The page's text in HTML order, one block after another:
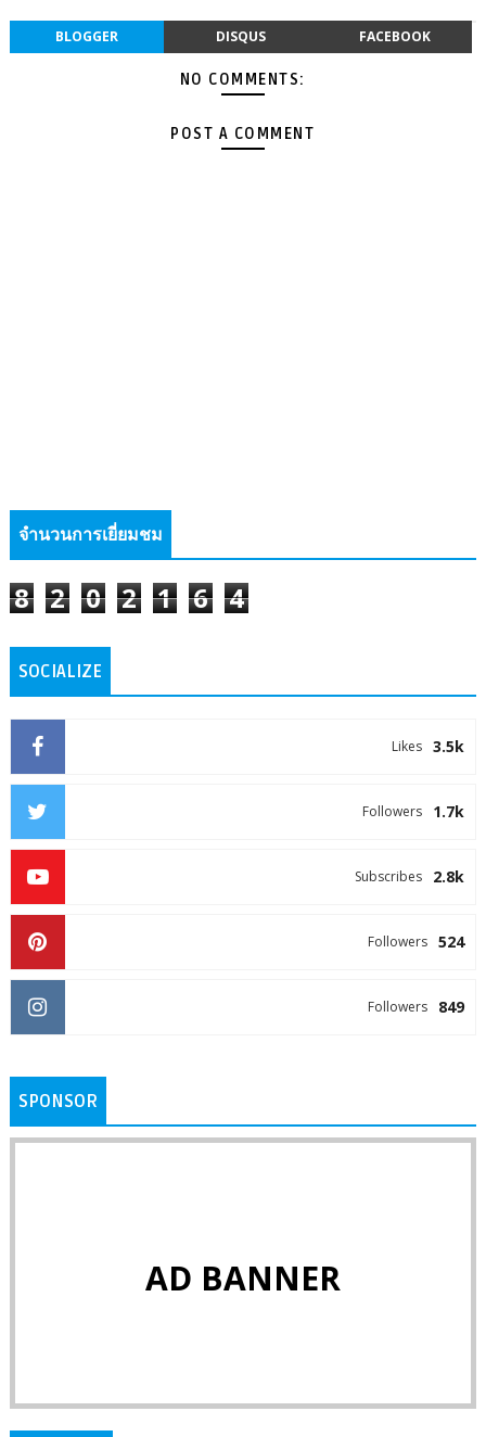
BLOGGER DISQUS FACEBOOK
NO COMMENTS:
POST A COMMENT
จำนวนการเยี่ยมชม
8 2 0 2 1 6 4
SOCIALIZE
3.5k
Likes
1.7k
Followers
2.8k
Subscribes
524
Followers
849
Followers
SPONSOR
AD BANNER